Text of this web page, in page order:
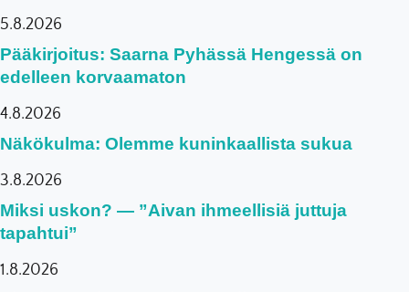
5.8.2026
Pääkirjoitus: Saarna Pyhässä Hengessä on
edelleen korvaamaton
4.8.2026
Näkökulma: Olemme kuninkaallista sukua
3.8.2026
Miksi uskon? — ”Aivan ihmeellisiä juttuja
tapahtui”
1.8.2026